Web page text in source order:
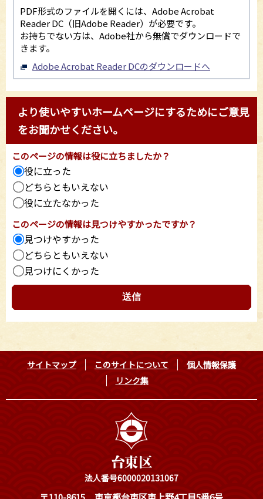
PDF形式のファイルを開くには、Adobe Acrobat
Reader DC（旧Adobe Reader）が必要です。
お持ちでない方は、Adobe社から無償でダウンロードで
きます。
Adobe Acrobat Reader DCのダウンロードへ
より使いやすいホームページにするためにご意見
をお聞かせください。
このページの情報は役に立ちましたか？
役に立った
どちらともいえない
役に立たなかった
このページの情報は見つけやすかったですか？
見つけやすかった
どちらともいえない
見つけにくかった
サイトマップ このサイトについて
個人情報保護
リンク集
法人番号6000020131067